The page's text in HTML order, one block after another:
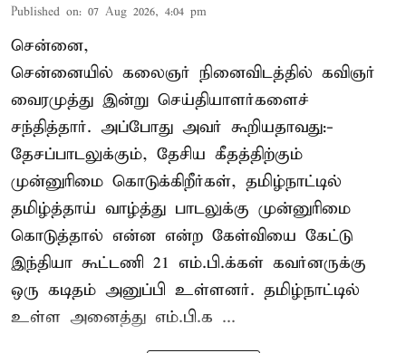
Published on: 07 Aug 2026, 4:04 pm
சென்னை,
சென்னையில் கலைஞர் நினைவிடத்தில் கவிஞர்
வைரமுத்து இன்று செய்தியாளர்களைச்
சந்தித்தார். அப்போது அவர் கூறியதாவது:-
தேசப்பாடலுக்கும், தேசிய கீதத்திற்கும்
முன்னுரிமை கொடுக்கிறீர்கள், தமிழ்நாட்டில்
தமிழ்த்தாய் வாழ்த்து பாடலுக்கு முன்னுரிமை
கொடுத்தால் என்ன என்ற கேள்வியை கேட்டு
இந்தியா கூட்டணி 21 எம்.பி.க்கள் கவர்னருக்கு
ஒரு கடிதம் அனுப்பி உள்ளனர். தமிழ்நாட்டில்
உள்ள அனைத்து எம்.பி.க ...